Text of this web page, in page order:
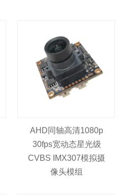
AHD同轴高清1080p
30fps宽动态星光级
CVBS IMX307模拟摄
像头模组